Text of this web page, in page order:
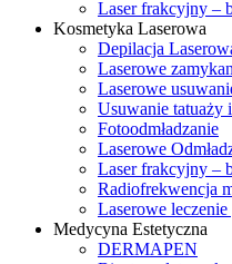
Laser frakcyjny –
Kosmetyka Laserowa
Depilacja
Laserowe
Laserowe
Usuwanie tatuaży
Fotoodmładzanie
Laserowe
Laser frakcyjny –
Radiofrekwencja
Laserowe
Medycyna Estetyczna
DERMAPEN